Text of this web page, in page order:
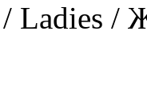
/ Ladies